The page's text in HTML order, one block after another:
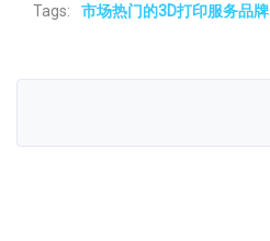
Tags: 市场热门的3D打印服务品牌